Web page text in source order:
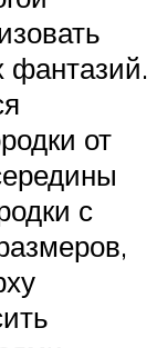
фантазий.
от
с